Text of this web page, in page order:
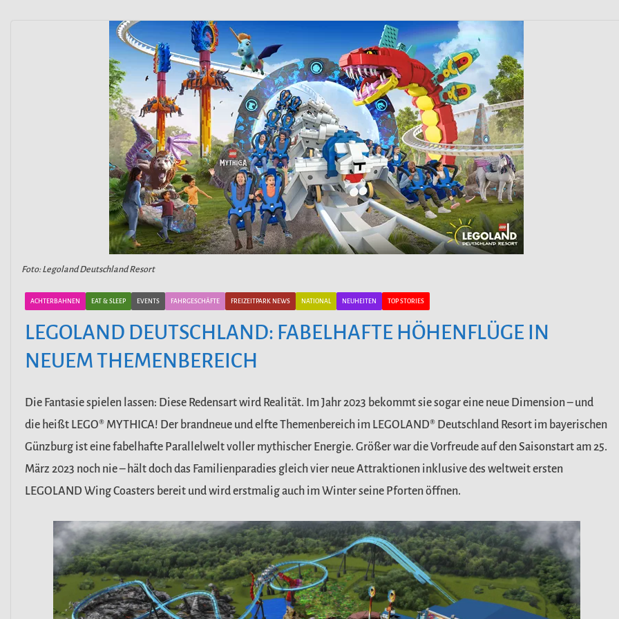
Foto: Legoland Deutschland Resort
ACHTERBAHNEN EAT & SLEEP EVENTS FAHRGESCHÄFTE FREIZEITPARK NEWS NATIONAL NEUHEITEN TOP STORIES
LEGOLAND DEUTSCHLAND: FABELHAFTE HÖHENFLÜGE IN
NEUEM THEMENBEREICH
Die Fantasie spielen lassen: Diese Redensart wird Realität. Im Jahr 2023 bekommt sie sogar eine neue Dimension – und
die heißt LEGO® MYTHICA! Der brandneue und elfte Themenbereich im LEGOLAND® Deutschland Resort im bayerischen
Günzburg ist eine fabelhafte Parallelwelt voller mythischer Energie. Größer war die Vorfreude auf den Saisonstart am 25.
März 2023 noch nie – hält doch das Familienparadies gleich vier neue Attraktionen inklusive des weltweit ersten
LEGOLAND Wing Coasters bereit und wird erstmalig auch im Winter seine Pforten öffnen.